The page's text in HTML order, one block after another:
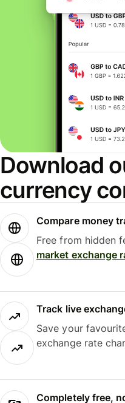
Download
currency
Compare money
Free from hidden
market exchange
Track live
Save your
exchange rate
Completely free,